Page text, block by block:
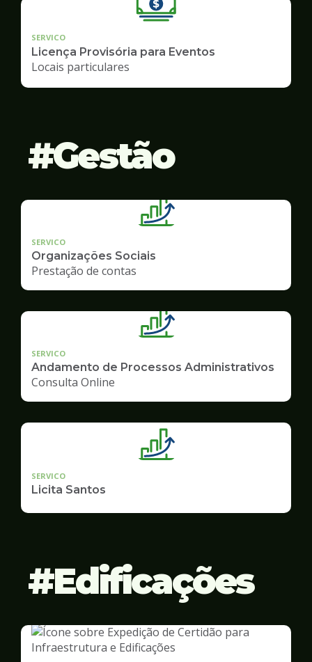
SERVICO
Licença Provisória para Eventos
Locais particulares
Gestão
SERVICO
Organizações Sociais
Prestação de contas
SERVICO
Andamento de Processos Administrativos
Consulta Online
SERVICO
Licita Santos
Edificações